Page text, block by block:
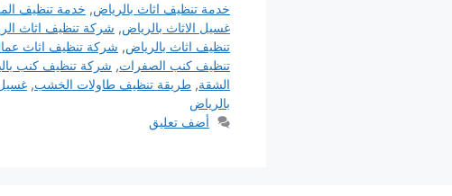
خدمة تنظيف اثاث بالرياض, خدمة تنظيف
غسيل الاثاث بالرياض, شركة تنظيف اثاث
تنظيف اثاث بالرياض, شركة تنظيف اثاث
تنظيف كنب الصفرات, شركة تنظيف كنب
الشقة, طريقة تنظيف طاولات الخشب,
بالرياض
أضف تعليق